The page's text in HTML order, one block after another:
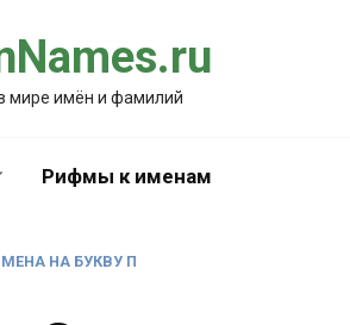
мире имён и фамилий
Рифмы к именам
НА БУКВУ П